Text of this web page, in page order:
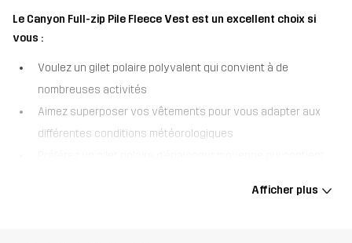
Le Canyon Full-zip Pile Fleece Vest est un excellent choix si
vous :
Voulez un gilet polaire polyvalent qui convient à de
nombreuses activités
Aimez superposer vos vêtements pour vous adapter aux
différentes conditions météorologiques
Afficher plus